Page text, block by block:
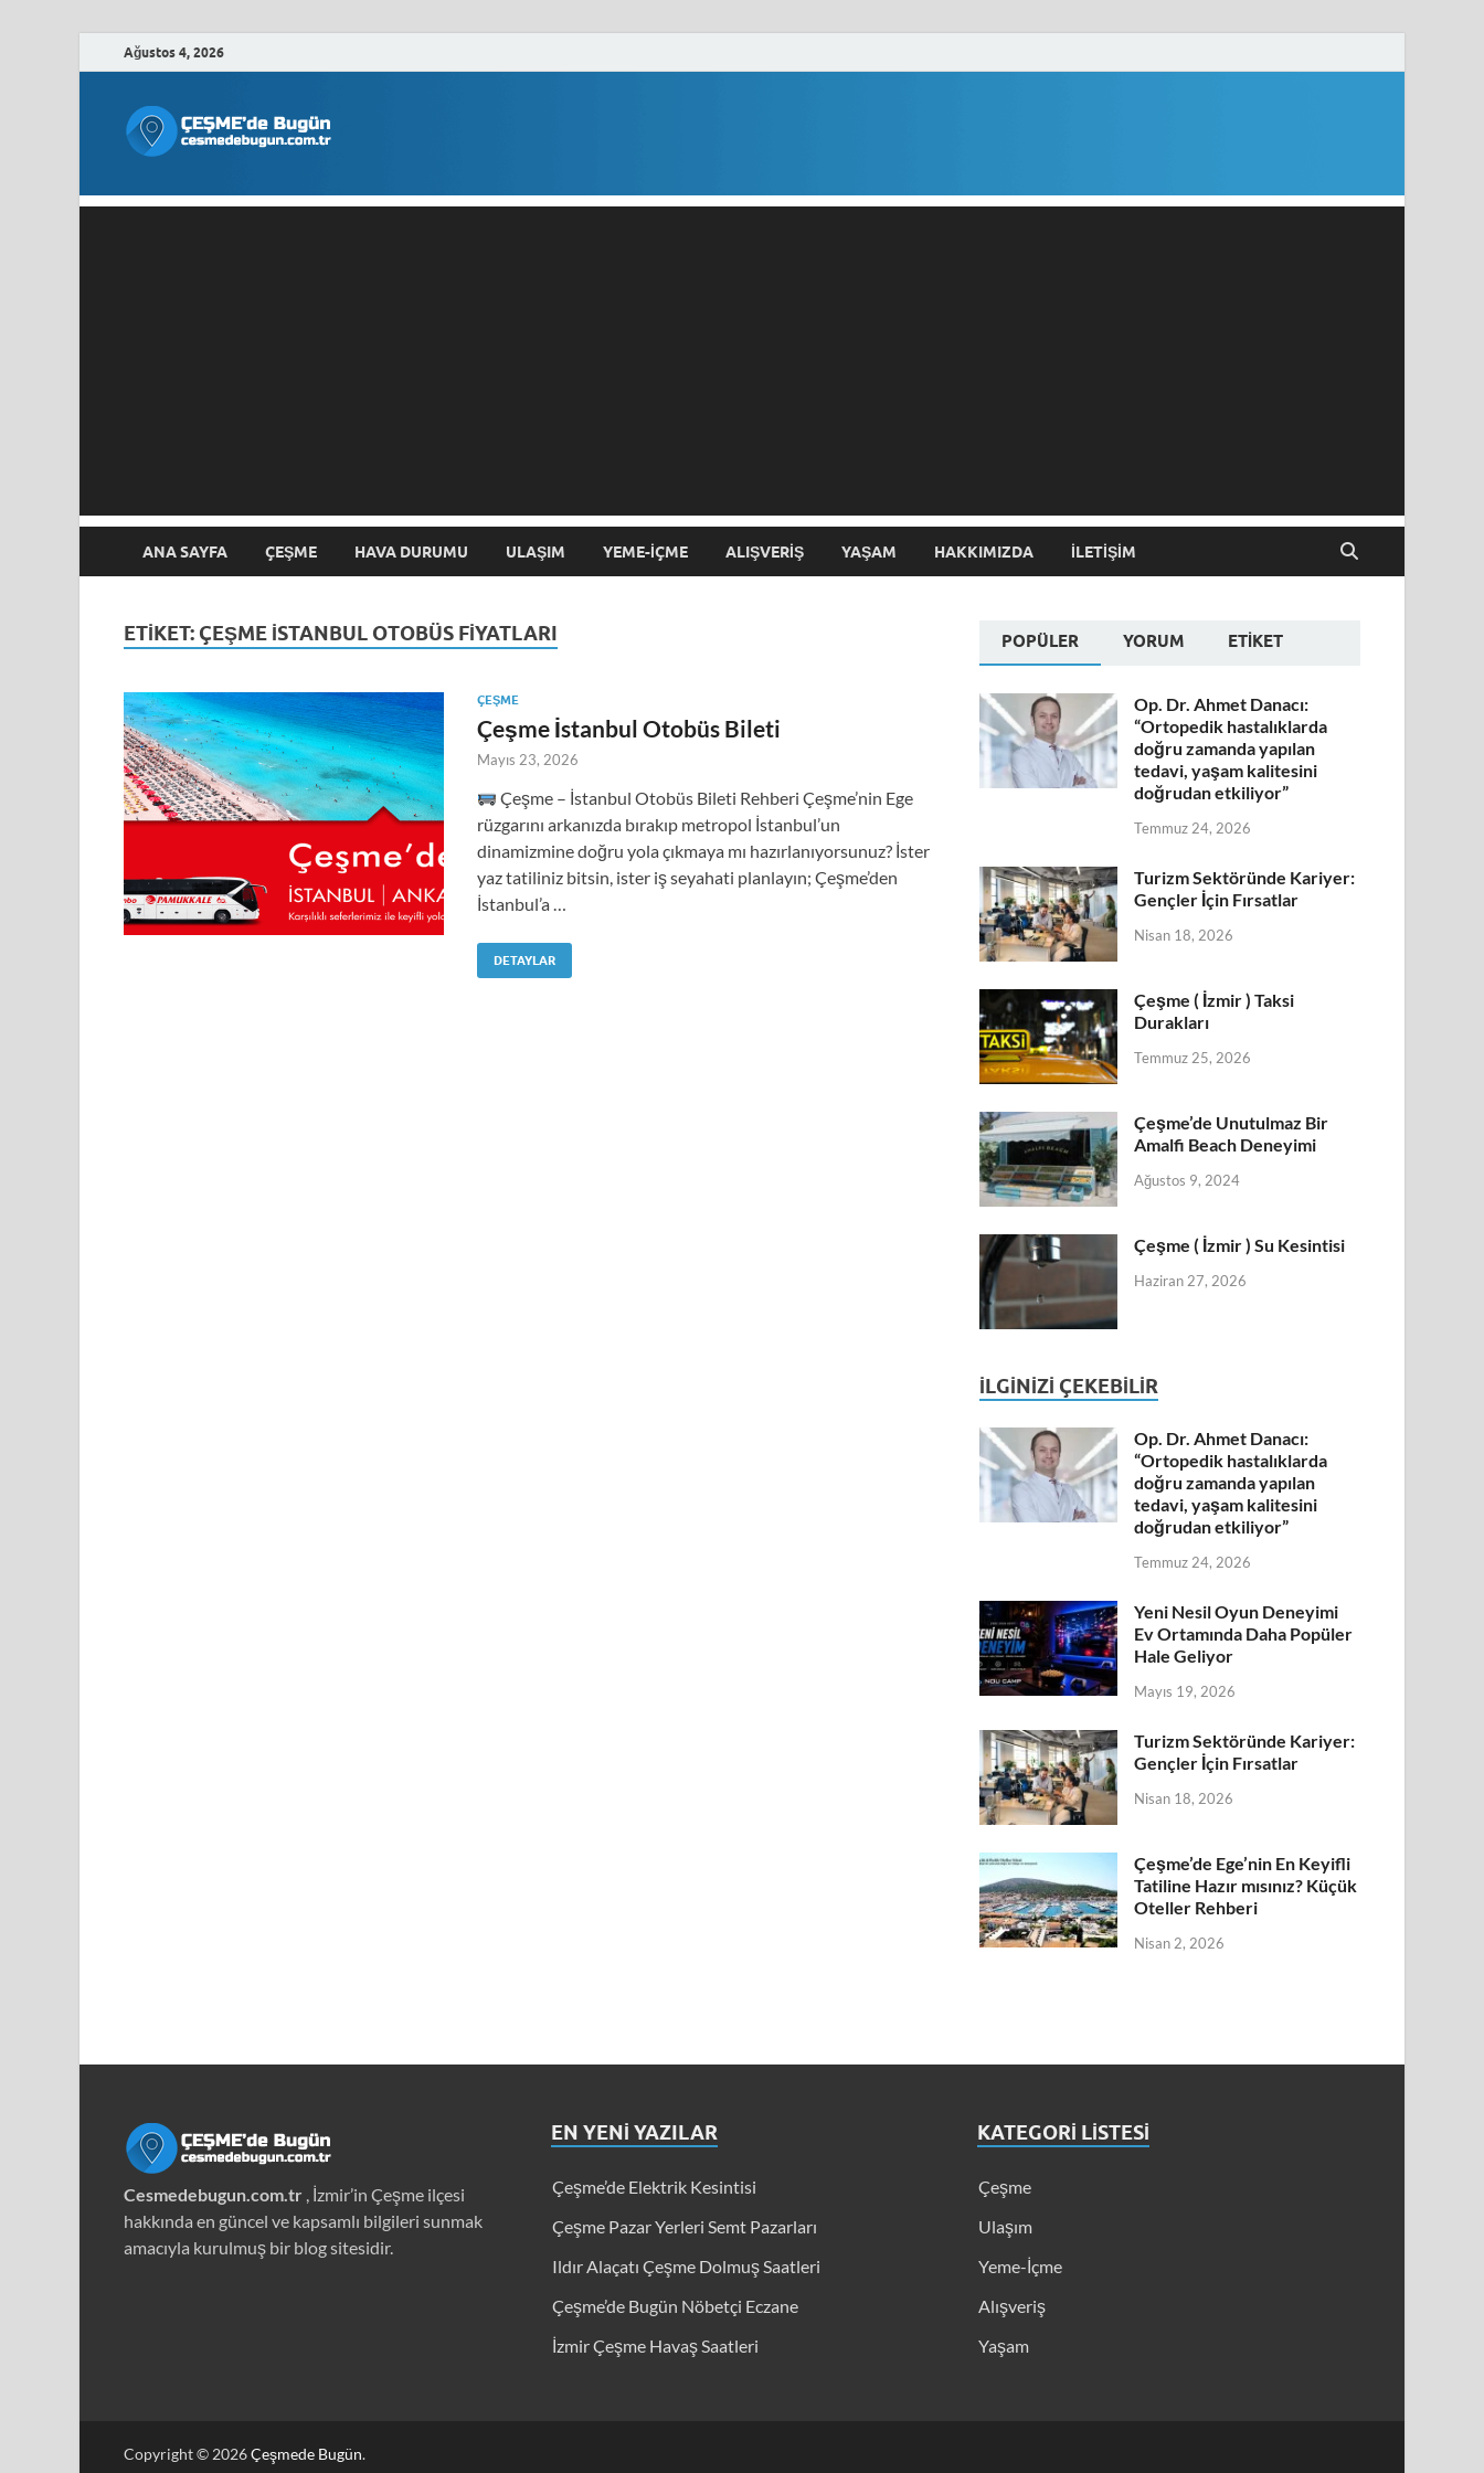
Ağustos 4, 2026
ANA SAYFA ÇEŞME HAVA DURUMU ULAŞIM YEME-İÇME ALIŞVERIŞ YAŞAM HAKKIMIZDA İLETIŞIM
ETIKET: ÇEŞME İSTANBUL OTOBÜS FIYATLARI
ÇEŞME
Çeşme İstanbul Otobüs Bileti
Mayıs 23, 2026
Çeşme – İstanbul Otobüs Bileti Rehberi Çeşme’nin Ege
rüzgarını arkanızda bırakıp metropol İstanbul’un
dinamizmine doğru yola çıkmaya mı hazırlanıyorsunuz? İster
yaz tatiliniz bitsin, ister iş seyahati planlayın; Çeşme’den
İstanbul’a …
DETAYLAR
POPÜLER YORUM ETIKET
Op. Dr. Ahmet Danacı:
“Ortopedik hastalıklarda
doğru zamanda yapılan
tedavi, yaşam kalitesini
doğrudan etkiliyor”
Temmuz 24, 2026
Turizm Sektöründe Kariyer:
Gençler İçin Fırsatlar
Nisan 18, 2026
Çeşme ( İzmir ) Taksi
Durakları
Temmuz 25, 2026
Çeşme’de Unutulmaz Bir
Amalfi Beach Deneyimi
Ağustos 9, 2024
Çeşme ( İzmir ) Su Kesintisi
Haziran 27, 2026
İLGINIZI ÇEKEBILIR
Op. Dr. Ahmet Danacı:
“Ortopedik hastalıklarda
doğru zamanda yapılan
tedavi, yaşam kalitesini
doğrudan etkiliyor”
Temmuz 24, 2026
Yeni Nesil Oyun Deneyimi
Ev Ortamında Daha Popüler
Hale Geliyor
Mayıs 19, 2026
Turizm Sektöründe Kariyer:
Gençler İçin Fırsatlar
Nisan 18, 2026
Çeşme’de Ege’nin En Keyifli
Tatiline Hazır mısınız? Küçük
Oteller Rehberi
Nisan 2, 2026
Cesmedebugun.com.tr , İzmir’in Çeşme ilçesi
hakkında en güncel ve kapsamlı bilgileri sunmak
amacıyla kurulmuş bir blog sitesidir.
EN YENI YAZILAR
Çeşme’de Elektrik Kesintisi
Çeşme Pazar Yerleri Semt Pazarları
Ildır Alaçatı Çeşme Dolmuş Saatleri
Çeşme’de Bugün Nöbetçi Eczane
İzmir Çeşme Havaş Saatleri
KATEGORI LISTESI
Çeşme
Ulaşım
Yeme-İçme
Alışveriş
Yaşam
Copyright © 2026Çeşmede Bugün.